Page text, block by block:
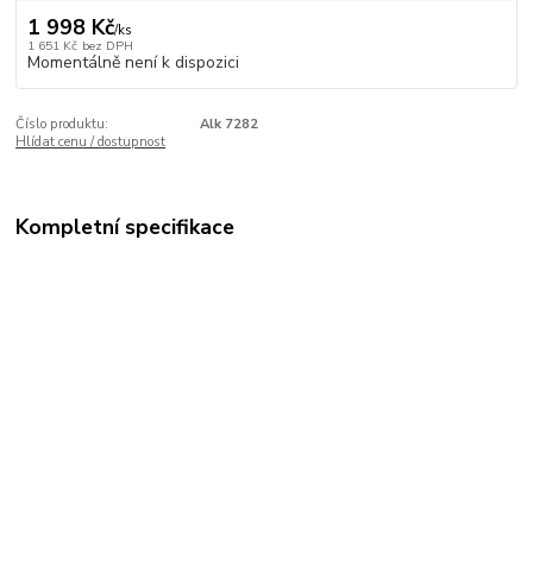
1 998 Kč/ks
1 651 Kč bez DPH
Momentálně není k dispozici
Číslo produktu:
Alk 7282
Hlídat cenu / dostupnost
Kompletní specifikace